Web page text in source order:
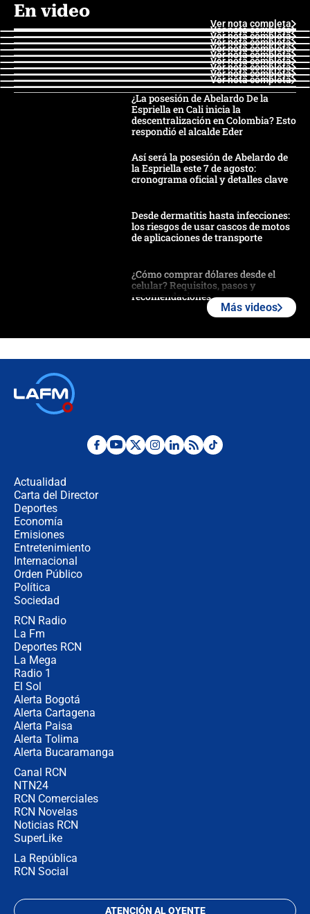
En video
Ver nota completa
Ver nota completa
Ver nota completa
Ver nota completa
Ver nota completa
Ver nota completa
Ver nota completa
Ver nota completa
Ver nota completa
Ver nota completa
¿La posesión de Abelardo De la
Espriella en Cali inicia la
descentralización en Colombia? Esto
respondió el alcalde Eder
Así será la posesión de Abelardo de
la Espriella este 7 de agosto:
cronograma oficial y detalles clave
Desde dermatitis hasta infecciones:
los riesgos de usar cascos de motos
de aplicaciones de transporte
¿Cómo comprar dólares desde el
celular? Requisitos, pasos y
recomendaciones
Álvaro Uribe asistirá a la posesión y
Más videos
Actualidad
Carta del Director
Deportes
Economía
Emisiones
Entretenimiento
Internacional
Orden Público
Política
Sociedad
RCN Radio
La Fm
Deportes RCN
La Mega
Radio 1
El Sol
Alerta Bogotá
Alerta Cartagena
Alerta Paisa
Alerta Tolima
Alerta Bucaramanga
Canal RCN
NTN24
RCN Comerciales
RCN Novelas
Noticias RCN
SuperLike
La República
RCN Social
ATENCIÓN AL OYENTE